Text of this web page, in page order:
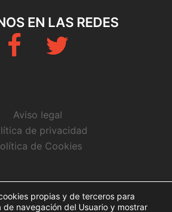
EN LAS REDES
Fb Twitter
Aviso legal
de privacidad
de Cookies
CONTACTO
propias y de terceros para
de navegación del Usuario y mostrar